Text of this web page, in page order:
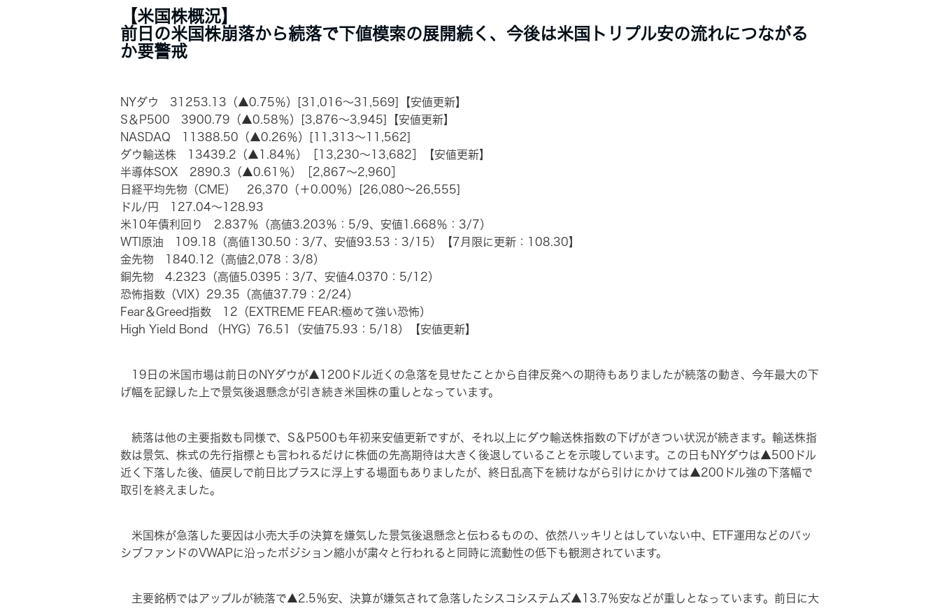
【米国株概況】
前日の米国株崩落から続落で下値模索の展開続く、今後は米国トリプル安の流れにつながる
か要警戒
NYダウ 31253.13（▲0.75％）[31,016～31,569]【安値更新】
S＆P500 3900.79（▲0.58％）[3,876～3,945]【安値更新】
NASDAQ 11388.50（▲0.26％）[11,313～11,562]
ダウ輸送株 13439.2（▲1.84％）［13,230～13,682］【安値更新】
半導体SOX 2890.3（▲0.61％）［2,867～2,960］
日経平均先物（CME） 26,370（＋0.00％）[26,080～26,555]
ドル/円 127.04～128.93
米10年債利回り 2.837％（高値3.203％：5/9、安値1.668％：3/7）
WTI原油 109.18（高値130.50：3/7、安値93.53：3/15）【7月限に更新：108.30】
金先物 1840.12（高値2,078：3/8）
銅先物 4.2323（高値5.0395：3/7、安値4.0370：5/12）
恐怖指数（VIX）29.35（高値37.79：2/24）
Fear＆Greed指数 12（EXTREME FEAR:極めて強い恐怖）
High Yield Bond （HYG）76.51（安値75.93：5/18）【安値更新】
19日の米国市場は前日のNYダウが▲1200ドル近くの急落を見せたことから自律反発への期待もありましたが続落の動き、今年最大の下
げ幅を記録した上で景気後退懸念が引き続き米国株の重しとなっています。
続落は他の主要指数も同様で、S＆P500も年初来安値更新ですが、それ以上にダウ輸送株指数の下げがきつい状況が続きます。輸送株指
数は景気、株式の先行指標とも言われるだけに株価の先高期待は大きく後退していることを示唆しています。この日もNYダウは▲500ドル
近く下落した後、値戻しで前日比プラスに浮上する場面もありましたが、終日乱高下を続けながら引けにかけては▲200ドル強の下落幅で
取引を終えました。
米国株が急落した要因は小売大手の決算を嫌気した景気後退懸念と伝わるものの、依然ハッキリとはしていない中、ETF運用などのパッ
シブファンドのVWAPに沿ったポジション縮小が粛々と行われると同時に流動性の低下も観測されています。
主要銘柄ではアップルが続落で▲2.5％安、決算が嫌気されて急落したシスコシステムズ▲13.7％安などが重しとなっています。前日に大